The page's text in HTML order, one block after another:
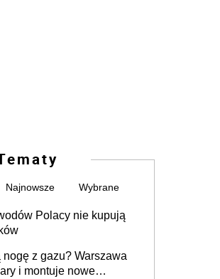
Najnowsze Wybrane
Polacy nie kupują
z gazu? Warszawa
i montuje nowe